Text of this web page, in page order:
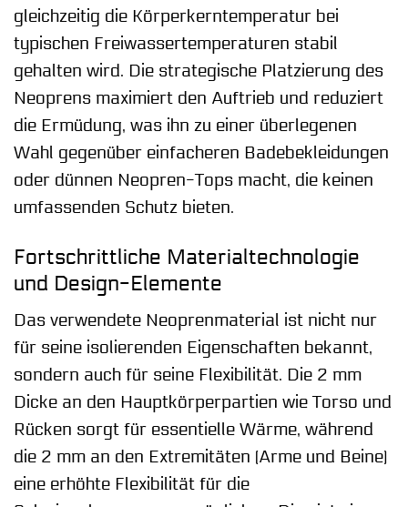
gleichzeitig die Körperkerntemperatur bei
typischen Freiwassertemperaturen stabil
gehalten wird. Die strategische Platzierung des
Neoprens maximiert den Auftrieb und reduziert
die Ermüdung, was ihn zu einer überlegenen
Wahl gegenüber einfacheren Badebekleidungen
oder dünnen Neopren-Tops macht, die keinen
umfassenden Schutz bieten.
Fortschrittliche Materialtechnologie
und Design-Elemente
Das verwendete Neoprenmaterial ist nicht nur
für seine isolierenden Eigenschaften bekannt,
sondern auch für seine Flexibilität. Die 2 mm
Dicke an den Hauptkörperpartien wie Torso und
Rücken sorgt für essentielle Wärme, während
die 2 mm an den Extremitäten (Arme und Beine)
eine erhöhte Flexibilität für die